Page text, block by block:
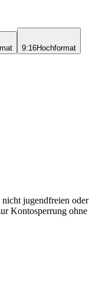
9:16Hochformat
jugendfreien oder
Kontosperrung ohne